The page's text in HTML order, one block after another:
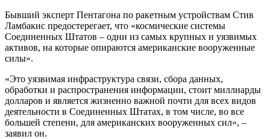
Бывший эксперт Пентагона по ракетным устройствам Стив
Ламбакис предостерегает, что «космические системы
Соединенных Штатов – одни из самых крупных и уязвимых
активов, на которые опираются американские вооруженные
силы».
«Это уязвимая инфраструктура связи, сбора данных,
обработки и распространения информации, стоит миллиарды
долларов и является жизненно важной почти для всех видов
деятельности в Соединенных Штатах, в том числе, во все
большей степени, для американских вооруженных сил», –
заявил он.